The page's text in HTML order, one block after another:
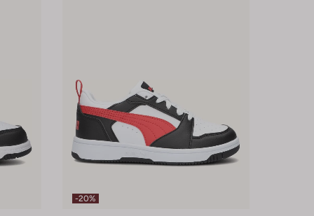
-20%